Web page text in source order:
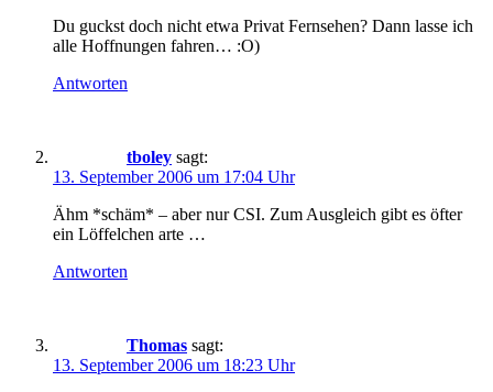
Du guckst doch nicht etwa Privat Fernsehen? Dann lasse ich
alle Hoffnungen fahren… :O)
Antworten
tboley sagt:
13. September 2006 um 17:04 Uhr
Ähm *schäm* – aber nur CSI. Zum Ausgleich gibt es öfter
ein Löffelchen arte …
Antworten
Thomas sagt:
13. September 2006 um 18:23 Uhr